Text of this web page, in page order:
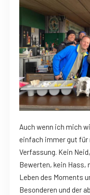
Auch wenn ich mich
einfach immer gut für
Verfassung. Kein
Bewerten, kein Hass,
Leben des Moments
Besonderen und der